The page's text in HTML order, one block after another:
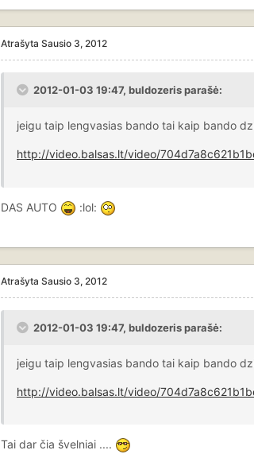
Atrašyta Sausio 3, 2012
2012-01-03 19:47, buldozeris parašė:
jeigu taip lengvasias bando tai kaip bando
http://video.balsas.lt/video/
DAS AUTO :lol:
Atrašyta Sausio 3, 2012
2012-01-03 19:47, buldozeris parašė:
jeigu taip lengvasias bando tai kaip bando
http://video.balsas.lt/video/
Tai dar čia švelniai ....